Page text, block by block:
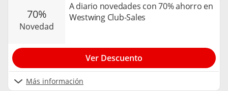
70%
novedad
A diario novedades con 70% ahorro en
Westwing Club-Sales
Más información
Ver Descuento